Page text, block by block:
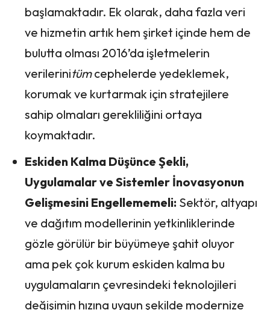
başlamaktadır. Ek olarak, daha fazla veri
ve hizmetin artık hem şirket içinde hem de
bulutta olması 2016’da işletmelerin
verilerinitümcephelerde yedeklemek,
korumak ve kurtarmak için stratejilere
sahip olmaları gerekliliğini ortaya
koymaktadır.
Eskiden Kalma Düşünce Şekli,
Uygulamalar ve Sistemler İnovasyonun
Gelişmesini Engellememeli: Sektör, altyapı
ve dağıtım modellerinin yetkinliklerinde
gözle görülür bir büyümeye şahit oluyor
ama pek çok kurum eskiden kalma bu
uygulamaların çevresindeki teknolojileri
değişimin hızına uygun şekilde modernize